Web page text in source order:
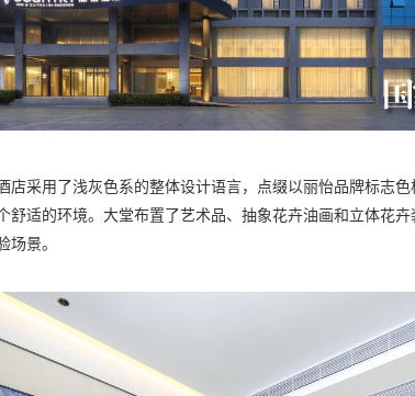
店采用了浅灰色系的整体设计语言，点缀以丽怡品牌标志
舒适的环境。大堂布置了艺术品、抽象花卉油画和立体花
场景。